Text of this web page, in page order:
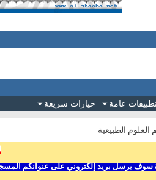
عامة خيارات سريعة
الطبيعية
سوف يرسل بريد إلكتروني على عنوانكم